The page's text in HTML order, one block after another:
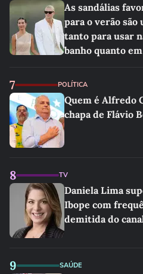
As sandálias
para o verão
tanto para usar
banho quanto
7 POLÍTICA
Quem é Alfredo
chapa de Flávio
8 TV
Daniela Lima
Ibope com
demitida do
9 SAÚDE